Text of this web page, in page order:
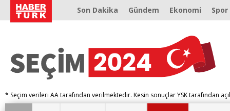
Son Dakika Gündem Ekonomi Spor
* Seçim verileri AA tarafından verilmektedir. Kesin sonuçlar YSK tarafından